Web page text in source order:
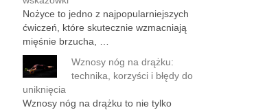
Nożyce to jedno z najpopularniejszych
ćwiczeń, które skutecznie wzmacniają
mięśnie brzucha, …
Wznosy nóg na drążku:
technika, korzyści i błędy do
uniknięcia
Wznosy nóg na drążku to nie tylko